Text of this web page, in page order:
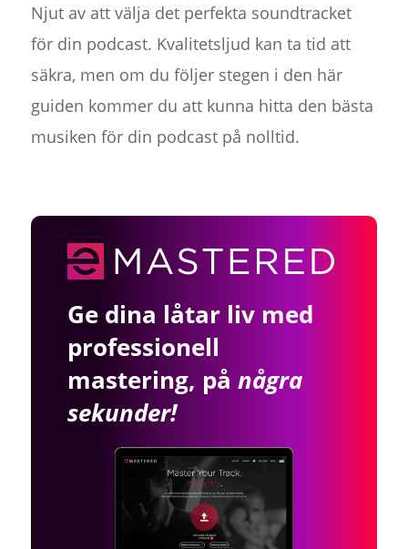
Njut av att välja det perfekta soundtracket
för din podcast. Kvalitetsljud kan ta tid att
säkra, men om du följer stegen i den här
guiden kommer du att kunna hitta den bästa
musiken för din podcast på nolltid.
Ge dina låtar liv med
professionell
mastering, på några
sekunder!